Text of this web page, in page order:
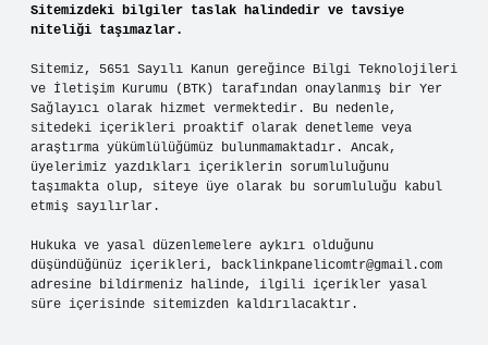
Sitemizdeki bilgiler taslak halindedir ve tavsiye
niteliği taşımazlar.
Sitemiz, 5651 Sayılı Kanun gereğince Bilgi Teknolojileri
ve İletişim Kurumu (BTK) tarafından onaylanmış bir Yer
Sağlayıcı olarak hizmet vermektedir. Bu nedenle,
sitedeki içerikleri proaktif olarak denetleme veya
araştırma yükümlülüğümüz bulunmamaktadır. Ancak,
üyelerimiz yazdıkları içeriklerin sorumluluğunu
taşımakta olup, siteye üye olarak bu sorumluluğu kabul
etmiş sayılırlar.
Hukuka ve yasal düzenlemelere aykırı olduğunu
düşündüğünüz içerikleri, backlinkpanelicomtr@gmail.com
adresine bildirmeniz halinde, ilgili içerikler yasal
süre içerisinde sitemizden kaldırılacaktır.